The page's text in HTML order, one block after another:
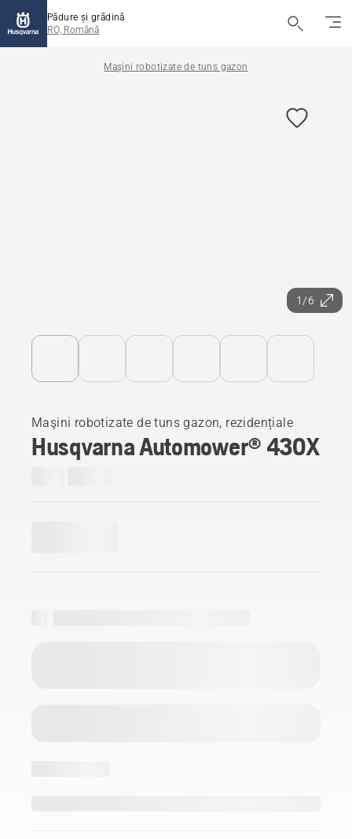
Pădure și grădină
RO, Română
Maşini robotizate de tuns gazon
1/6
Maşini robotizate de tuns gazon, rezidențiale
Husqvarna Automower® 430X